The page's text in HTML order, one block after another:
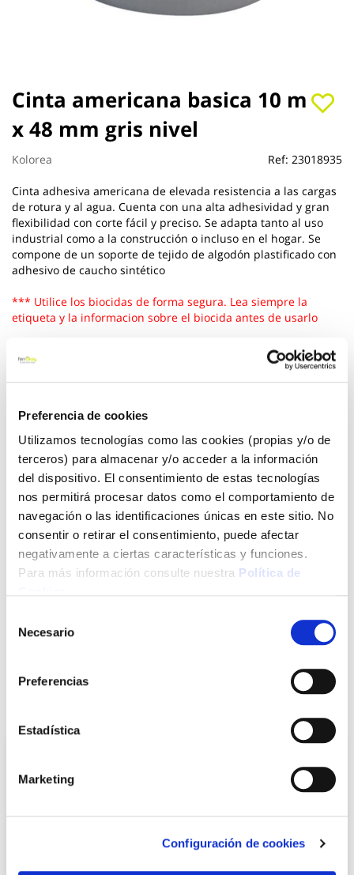
Preferencia de cookies
Utilizamos tecnologías como las cookies (propias y/o de
terceros) para almacenar y/o acceder a la información
del dispositivo. El consentimiento de estas tecnologías
nos permitirá procesar datos como el comportamiento de
navegación o las identificaciones únicas en este sitio. No
consentir o retirar el consentimiento, puede afectar
negativamente a ciertas características y funciones.
Para más información consulte nuestra Política de
Necesario
Preferencias
Estadística
Marketing
Configuración de cookies
Cinta americana basica 10 m
x 48 mm gris nivel
Kolorea Ref: 23018935
Cinta adhesiva americana de elevada resistencia a las cargas
de rotura y al agua. Cuenta con una alta adhesividad y gran
flexibilidad con corte fácil y preciso. Se adapta tanto al uso
industrial como a la construcción o incluso en el hogar. Se
compone de un soporte de tejido de algodón plastificado con
adhesivo de caucho sintético
*** Utilice los biocidas de forma segura. Lea siempre la
etiqueta y la informacion sobre el biocida antes de usarlo
Ver más
Añadir al carrito
Click&Collect - Recogida gratis
en nuestras tiendas
Envío a domicilio:
5 días hábiles
Saltar
al
comienzo
de
la
de
imágenes